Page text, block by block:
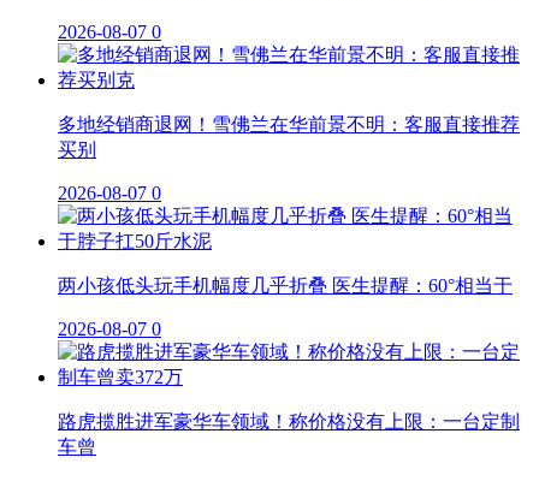
2026-08-07 0
多地经销商退网！雪佛兰在华前景不明：客服直接推荐
买别
2026-08-07 0
两小孩低头玩手机幅度几乎折叠 医生提醒：60°相当于
2026-08-07 0
路虎揽胜进军豪华车领域！称价格没有上限：一台定制
车曾